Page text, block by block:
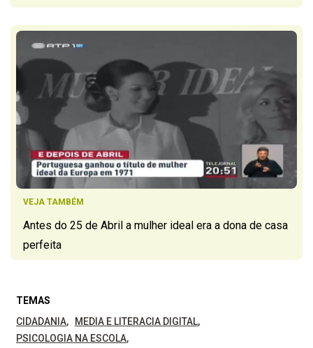
VEJA TAMBÉM
Antes do 25 de Abril a mulher ideal era a dona de casa
perfeita
TEMAS
CIDADANIA
MEDIA E LITERACIA DIGITAL
PSICOLOGIA NA ESCOLA